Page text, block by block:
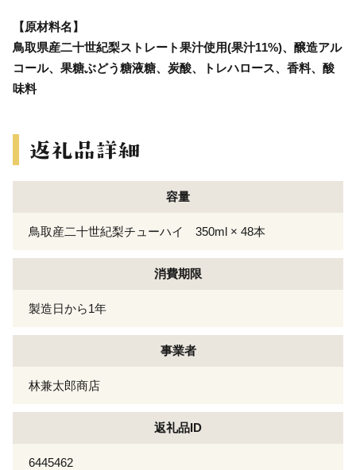
【原材料名】
鳥取県産二十世紀梨ストレート果汁使用(果汁11%)、醸造アル
コール、果糖ぶどう糖液糖、炭酸、トレハロース、香料、酸
味料
容量
鳥取産二十世紀梨チューハイ 350ml × 48本
消費期限
製造日から1年
事業者
林兼太郎商店
返礼品ID
6445462